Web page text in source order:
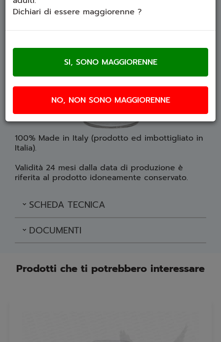
100% Made in Italy (prodotto ed imbottigliato in
Italia).
Validità 24 mesi dalla data di produzione è
riferita al prodotto idoneamente conservato.
SCHEDA TECNICA
DOCUMENTI
Prodotti che ti potrebbero interessare
Dichiari di essere maggiorenne ?
NO, NON SONO MAGGIORENNE